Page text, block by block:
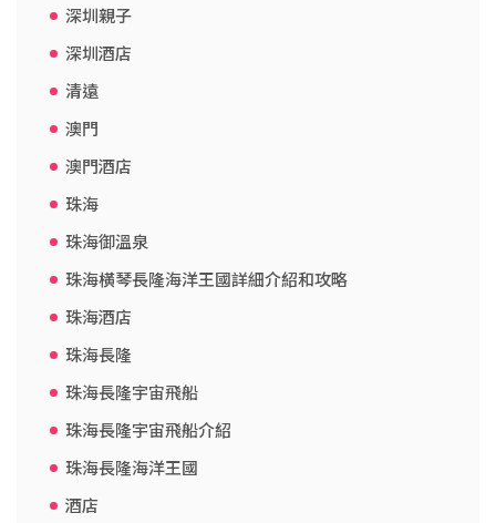
深圳親子
深圳酒店
清遠
澳門
澳門酒店
珠海
珠海御溫泉
珠海橫琴長隆海洋王國詳細介紹和攻略
珠海酒店
珠海長隆
珠海長隆宇宙飛船
珠海長隆宇宙飛船介紹
珠海長隆海洋王國
酒店